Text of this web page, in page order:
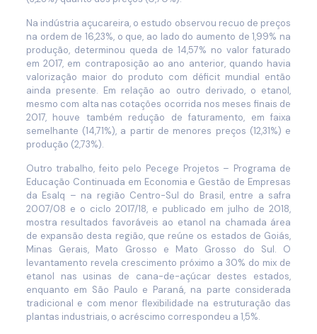
Na indústria açucareira, o estudo observou recuo de preços
na ordem de 16,23%, o que, ao lado do aumento de 1,99% na
produção, determinou queda de 14,57% no valor faturado
em 2017, em contraposição ao ano anterior, quando havia
valorização maior do produto com déficit mundial então
ainda presente. Em relação ao outro derivado, o etanol,
mesmo com alta nas cotações ocorrida nos meses finais de
2017, houve também redução de faturamento, em faixa
semelhante (14,71%), a partir de menores preços (12,31%) e
produção (2,73%).
Outro trabalho, feito pelo Pecege Projetos – Programa de
Educação Continuada em Economia e Gestão de Empresas
da Esalq – na região Centro-Sul do Brasil, entre a safra
2007/08 e o ciclo 2017/18, e publicado em julho de 2018,
mostra resultados favoráveis ao etanol na chamada área
de expansão desta região, que reúne os estados de Goiás,
Minas Gerais, Mato Grosso e Mato Grosso do Sul. O
levantamento revela crescimento próximo a 30% do mix de
etanol nas usinas de cana-de-açúcar destes estados,
enquanto em São Paulo e Paraná, na parte considerada
tradicional e com menor flexibilidade na estruturação das
plantas industriais, o acréscimo correspondeu a 1,5%.